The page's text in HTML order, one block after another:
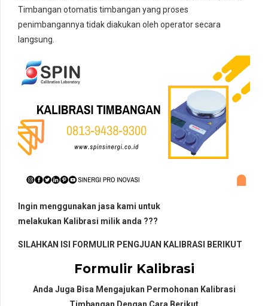
Timbangan otomatis timbangan yang proses
penimbangannya tidak diakukan oleh operator secara
langsung.
Ingin menggunakan jasa kami untuk
melakukan Kalibrasi milik anda ???
SILAHKAN ISI FORMULIR PENGJUAN KALIBRASI BERIKUT
Formulir Kalibrasi
Anda Juga Bisa Mengajukan Permohonan Kalibrasi
Timbangan Dengan Cara Berikut